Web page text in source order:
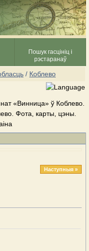
Пошук гасцініц і
рэстаранаў
/ Коблево
«Винница» ў Коблево.
Фота, карты, цэны.
Наступныя »